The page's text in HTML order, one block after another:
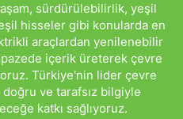
sürdürülebilirlik, yeşil
hisseler gibi konularda en
araçlardan yenilenebilir
içerik üreterek çevre
Türkiye'nin lider çevre
ve tarafsız bilgiyle
katkı sağlıyoruz.